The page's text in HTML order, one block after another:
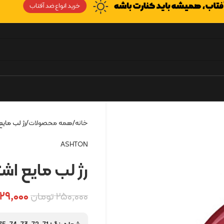
خانه همه محصولات رژ لب
ASHTON
رژ لب مایع
۲۵۰,۰۰۰تومان